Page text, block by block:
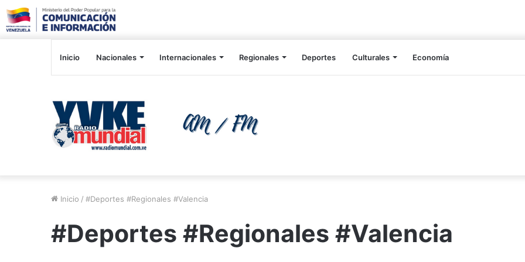
Inicio Nacionales Internacionales Regionales Deportes Culturales Economía
Inicio / #Deportes #Regionales #Valencia
#Deportes #Regionales #Valencia